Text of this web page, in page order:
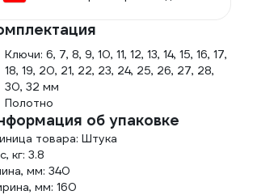
Ключи: 6, 7, 8, 9, 10, 11, 12, 13, 14, 15, 16, 17,
18, 19, 20, 21, 22, 23, 24, 25, 26, 27, 28,
30, 32 мм
Полотно
об упаковке
товара: Штука
кг: 3.8
мм: 340
мм: 160